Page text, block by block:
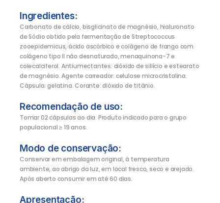
Ingredientes:
Carbonato de cálcio, bisglicinato de magnésio, hialuronato
de Sódio obtido pela fermentação de Streptococcus
zooepidemicus, ácido ascórbico e colágeno de frango com
colágeno tipo II não desnaturado, menaquinona-7 e
colecalciferol. Antiumectantes: dióxido de siliício e estearato
de magnésio. Agente carreador: celulose microcristalina.
Cápsula: gelatina. Corante: dióxido de titânio.
Recomendação de uso:
Tomar 02 cápsulas ao dia. Produto indicado para o grupo
populacional ≥ 19 anos.
Modo de conservação:
Conservar em embalagem original, à temperatura
ambiente, ao abrigo da luz, em local fresco, seco e arejado.
Após aberto consumir em até 60 dias.
Apresentação: